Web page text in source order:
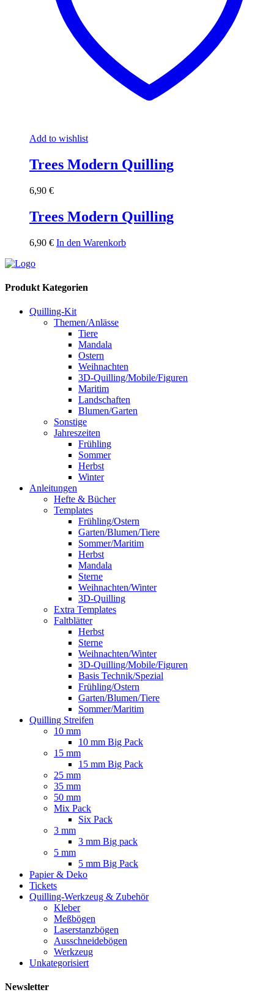
Add to wishlist
Trees Modern Quilling
6,90 €
Trees Modern Quilling
6,90 € In den Warenkorb
Produkt Kategorien
Quilling-Kit
Themen/Anlässe
Tiere
Mandala
Ostern
Weihnachten
3D-Quilling/Mobile/Figuren
Maritim
Landschaften
Blumen/Garten
Sonstige
Jahreszeiten
Frühling
Sommer
Herbst
Winter
Anleitungen
Hefte & Bücher
Templates
Frühling/Ostern
Garten/Blumen/Tiere
Sommer/Maritim
Herbst
Mandala
Sterne
Weihnachten/Winter
3D-Quilling
Extra Templates
Faltblätter
Herbst
Sterne
Weihnachten/Winter
3D-Quilling/Mobile/Figuren
Basis Technik/Spezial
Frühling/Ostern
Garten/Blumen/Tiere
Sommer/Maritim
Quilling Streifen
10 mm
10 mm Big Pack
15 mm
15 mm Big Pack
25 mm
35 mm
50 mm
Mix Pack
Six Pack
3 mm
3 mm Big pack
5 mm
5 mm Big Pack
Papier & Deko
Tickets
Quilling-Werkzeug & Zubehör
Kleber
Meßbögen
Laserstanzbögen
Ausschneidebögen
Werkzeug
Unkategorisiert
Newsletter